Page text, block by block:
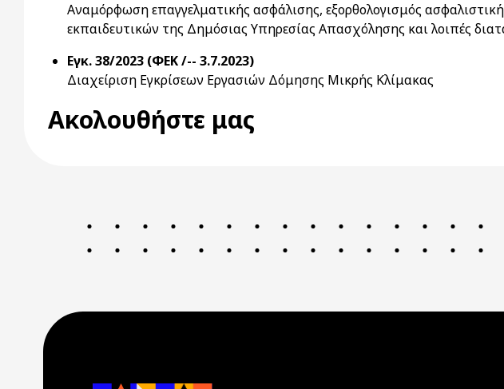
Αναμόρφωση επαγγελματικής ασφάλισης, εξορθολογισμός
εκπαιδευτικών της Δημόσιας Υπηρεσίας Απασχόλησης και λοιπές
Εγκ. 38/2023 (ΦΕΚ /-- 3.7.2023)
Διαχείριση Εγκρίσεων Εργασιών Δόμησης Μικρής Κλίμακας
Ακολουθήστε μας